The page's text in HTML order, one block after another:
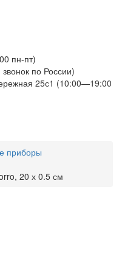
пн-пт)
по России)
25с1 (10:00—19:00
приборы
20 х 0.5 см